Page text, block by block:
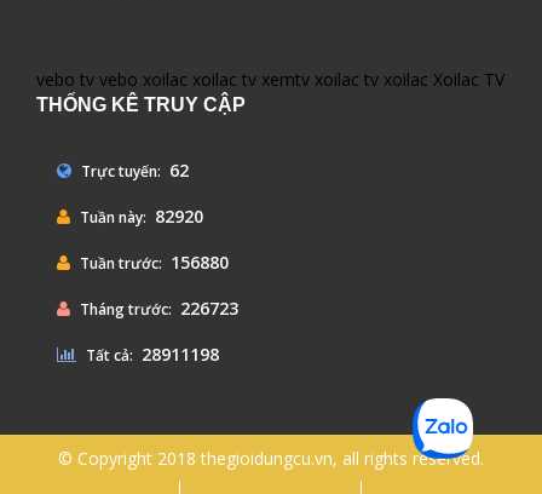
vebo tv vebo xoilac xoilac tv xemtv xoilac tv xoilac Xoilac TV
THỐNG KÊ TRUY CẬP
Trực tuyến: 62
Tuần này: 82920
Tuần trước: 156880
Tháng trước: 226723
Tất cả: 28911198
© Copyright 2018 thegioidungcu.vn, all rights reserved.